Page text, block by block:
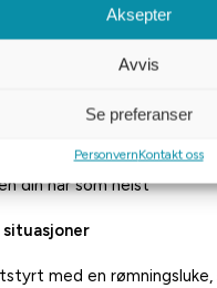
Aksepter
Avvis
Se preferanser
PersonvernKontakt oss
innebygd lås for ekstra
og utsyn
åpningene i buret gjør det
din når som helst
med en rømningsluke,